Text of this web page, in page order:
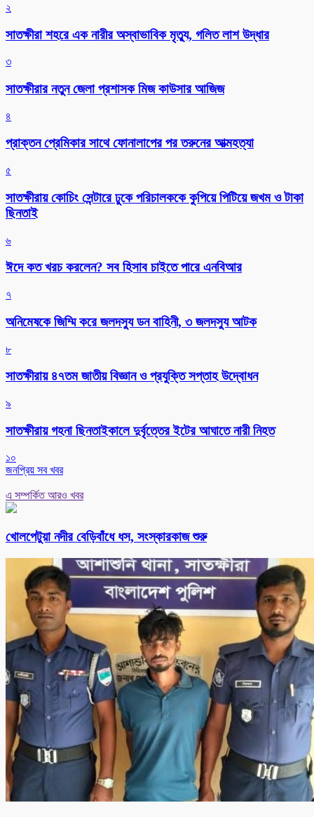
২
সাতক্ষীরা শহরে এক নারীর অস্বাভাবিক মৃত্যু, গলিত লাশ উদ্ধার
৩
সাতক্ষীরার নতুন জেলা প্রশাসক মিজ কাউসার আজিজ
৪
প্রাক্তন প্রেমিকার সাথে ফোনালাপের পর তরুনের আত্মহত্যা
৫
সাতক্ষীরায় কোচিং সেন্টারে ঢুকে পরিচালককে কুপিয়ে পিটিয়ে জখম ও টাকা
ছিনতাই
৬
ঈদে কত খরচ করলেন? সব হিসাব চাইতে পারে এনবিআর
৭
অনিমেষকে জিম্মি করে জলদস্যু ডন বাহিনী, ৩ জলদস্যু আটক
৮
সাতক্ষীরায় ৪৭তম জাতীয় বিজ্ঞান ও প্রযুক্তি সপ্তাহ উদ্বোধন
৯
সাতক্ষীরায় গহনা ছিনতাইকালে দুর্বৃত্তের ইটের আঘাতে নারী নিহত
১০
জনপ্রিয় সব খবর
এ সম্পর্কিত আরও খবর
খোলপেটুয়া নদীর বেড়িবাঁধে ধস, সংস্কারকাজ শুরু